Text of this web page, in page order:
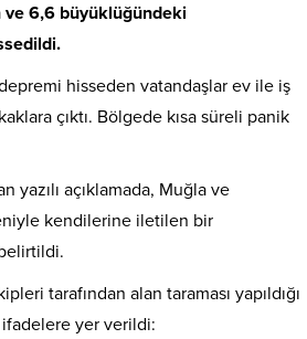
ve 6,6 büyüklüğündeki
hisseden vatandaşlar ev ile iş
çıktı. Bölgede kısa süreli panik
yazılı açıklamada, Muğla ve
kendilerine iletilen bir
tarafından alan taraması yapıldığı
yer verildi: